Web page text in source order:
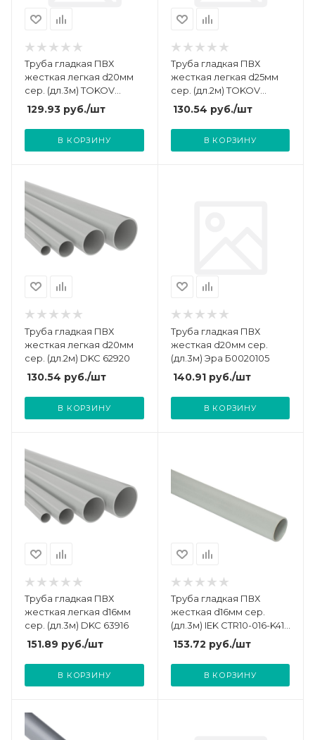
Труба гладкая ПВХ
жесткая легкая d20мм
сер. (дл.3м) TOKOV
ELECTRIC TKE-THG-PVC-
20-3-C06
129.93 руб./шт
В КОРЗИНУ
Труба гладкая ПВХ
жесткая легкая d25мм
сер. (дл.2м) TOKOV
ELECTRIC TKE-THG-PVC-
25-2-C06
130.54 руб./шт
В КОРЗИНУ
Труба гладкая ПВХ
жесткая легкая d20мм
сер. (дл.2м) DKC 62920
130.54 руб./шт
В КОРЗИНУ
Труба гладкая ПВХ
жесткая d20мм сер.
(дл.3м) Эра Б0020105
140.91руб./шт
В КОРЗИНУ
Труба гладкая ПВХ
жесткая легкая d16мм
сер. (дл.3м) DKC 63916
151.89 руб./шт
В КОРЗИНУ
Труба гладкая ПВХ
жесткая d16мм сер.
(дл.3м) IEK CTR10-016-K41-
111I
153.72 руб./шт
В КОРЗИНУ